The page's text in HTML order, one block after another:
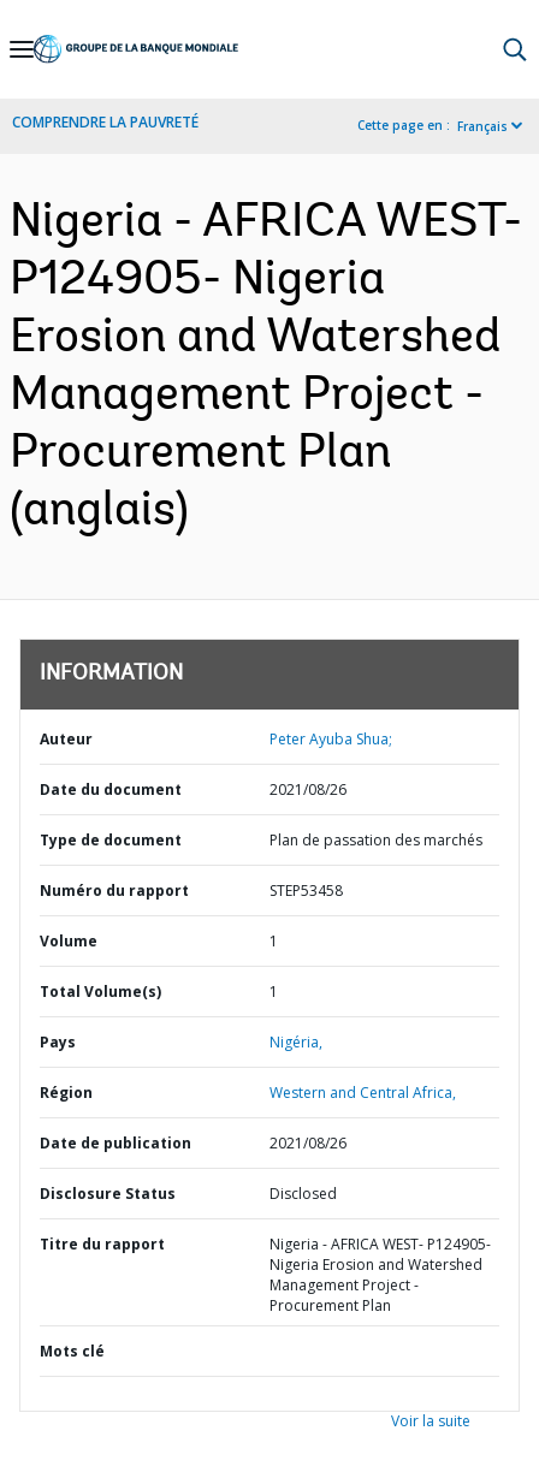
Skip
Navigation
COMPRENDRE LA PAUVRETÉ Cette page en : Français
Nigeria - AFRICA WEST-
P124905- Nigeria
Erosion and Watershed
Management Project -
Procurement Plan
(anglais)
INFORMATION
Auteur Peter Ayuba Shua;
Date du document 2021/08/26
Type de document Plan de passation des marchés
Numéro du rapport STEP53458
Volume 1
Total Volume(s) 1
Pays Nigéria,
Région Western and Central Africa,
Date de publication 2021/08/26
Disclosure Status Disclosed
Titre du rapport
Nigeria - AFRICA WEST- P124905-
Nigeria Erosion and Watershed
Management Project -
Procurement Plan
Mots clé
Voir la suite